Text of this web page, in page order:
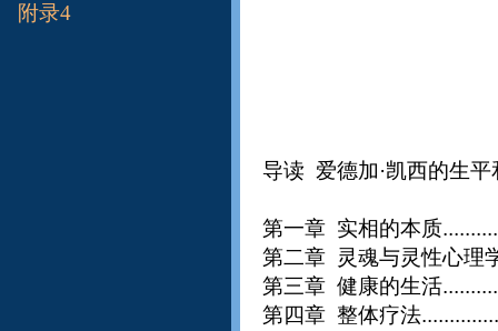
附录4
导读 爱德加·凯西的生
第一章 实相的本质
第二章 灵魂与灵性心理
第三章 健康的生活
第四章 整体疗法